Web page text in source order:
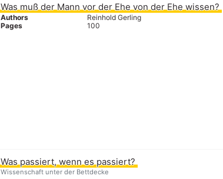
Was muß der Mann vor der Ehe von der Ehe wissen?
Authors
Reinhold Gerling
Pages
100
Was passiert, wenn es passiert?
Wissenschaft unter der Bettdecke